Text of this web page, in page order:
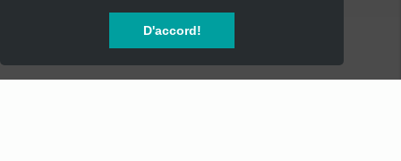
D'accord!